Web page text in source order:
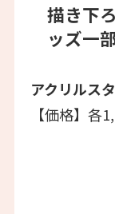
描き下
ッズ一
アクリルス
【価格】各